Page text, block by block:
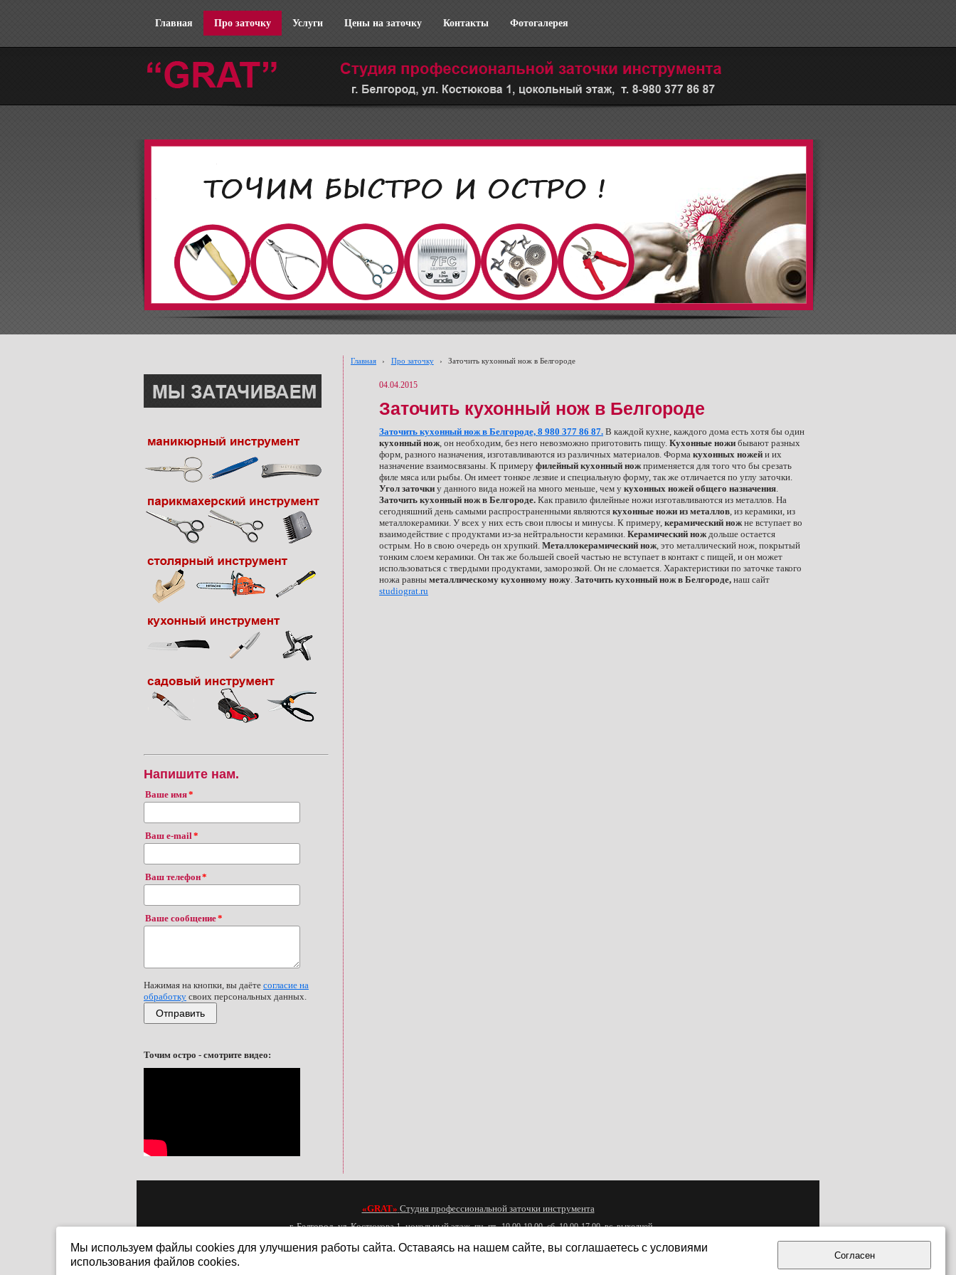
Главная Про заточку Услуги Цены на заточку Контакты Фотогалерея
Напишите нам.
Ваше имя
Ваш e-mail
Ваш телефон
Ваше сообщение
Нажимая на кнопки, вы даёте согласие на
обработку своих персональных данных.
Отправить
Точим остро - смотрите видео:
Главная › Про заточку › Заточить кухонный нож в Белгороде
04.04.2015
Заточить кухонный нож в Белгороде
Заточить кухонный нож в Белгороде, 8 980 377 86 87. В каждой кухне, каждого дома есть хотя бы один
кухонный нож, он необходим, без него невозможно приготовить пищу. Кухонные ножи бывают разных
форм, разного назначения, изготавливаются из различных материалов. Форма кухонных ножей и их
назначение взаимосвязаны. К примеру филейный кухонный ножприменяется для того что бы срезать
филе мяса или рыбы. Он имеет тонкое лезвие и специальную форму, так же отличается по углу заточки.
Угол заточки у данного вида ножей на много меньше, чем у кухонных ножей общего назначения.
Заточить кухонный нож в Белгороде. Как правило филейные ножи изготавливаются из металлов. На
сегодняшний день самыми распространенными являются кухонные ножи из металлов, из керамики, из
металлокерамики. У всех у них есть свои плюсы и минусы. К примеру, керамический ножне вступает во
взаимодействие с продуктами из-за нейтральности керамики. Керамический нождольше остается
острым. Но в свою очередь он хрупкий. Металлокерамический нож, это металлический нож, покрытый
тонким слоем керамики. Он так же большей своей частью не вступает в контакт с пищей, и он может
использоваться с твердыми продуктами, заморозкой. Он не сломается. Характеристики по заточке такого
ножа равны металлическому кухонному ножу. Заточить кухонный нож в Белгороде, наш сайт
studiograt.ru
«GRAT» Студия профессиональной заточки инструмента
г. Белгород, ул. Костюкова 1, цокольный этажпн.-пт. 10.00-19.00, сб. 10.00-17.00, вс. выходной
Мы используем файлы cookies для улучшения работы сайта. Оставаясь на нашем сайте, вы соглашаетесь с условиями
использования файлов cookies.
Согласен